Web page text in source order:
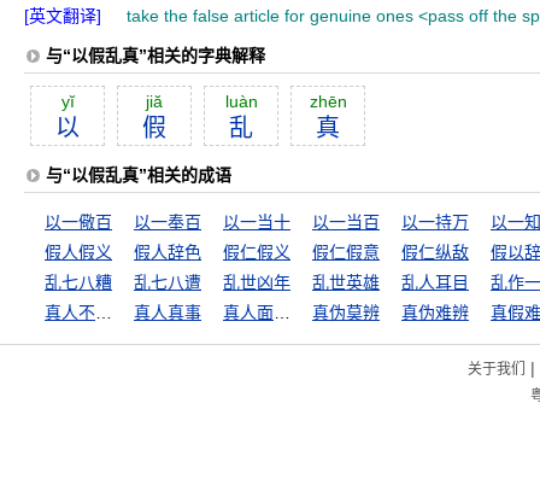
[英文翻译]
take the false article for genuine ones <pass off the
与“以假乱真”相关的字典解释
yĭ
以
jiă
假
luàn
乱
zhēn
真
与“以假乱真”相关的成语
以一儆百 以一奉百 以一当十 以一当百 以一持万
以一
假人假义
假人辞色 假仁假义 假仁假意 假仁纵敌
假以
乱七八糟
乱七八遭 乱世凶年 乱世英雄 乱人耳目
乱作
真人真事 真伪莫辨 真伪难辨 真假
关于我们 |